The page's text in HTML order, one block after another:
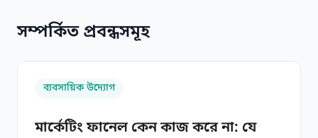
সম্পর্কিত প্রবন্ধসমূহ
ব্যবসায়িক উদ্যোগ
মার্কেটিং ফানেল কেন কাজ করে না: যে